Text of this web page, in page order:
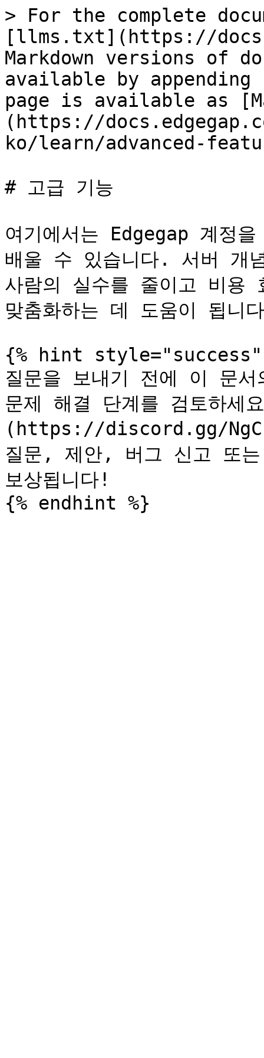
> For the complete
[llms.txt](https://
Markdown versions of
available by
page is available as
(https://
ko/learn/advanced-
# 고급 기능
여기에서는 Edgegap 계정
배울 수 있습니다. 서버 개
사람의 실수를 줄이고 비용
맞춤화하는 데 도움이 됩니
{% hint style="success"
질문을 보내기 전에 이 문
문제 해결 단계를 검토하세
(https://discord.gg/
질문, 제안, 버그 신고 또는
보상됩니다!